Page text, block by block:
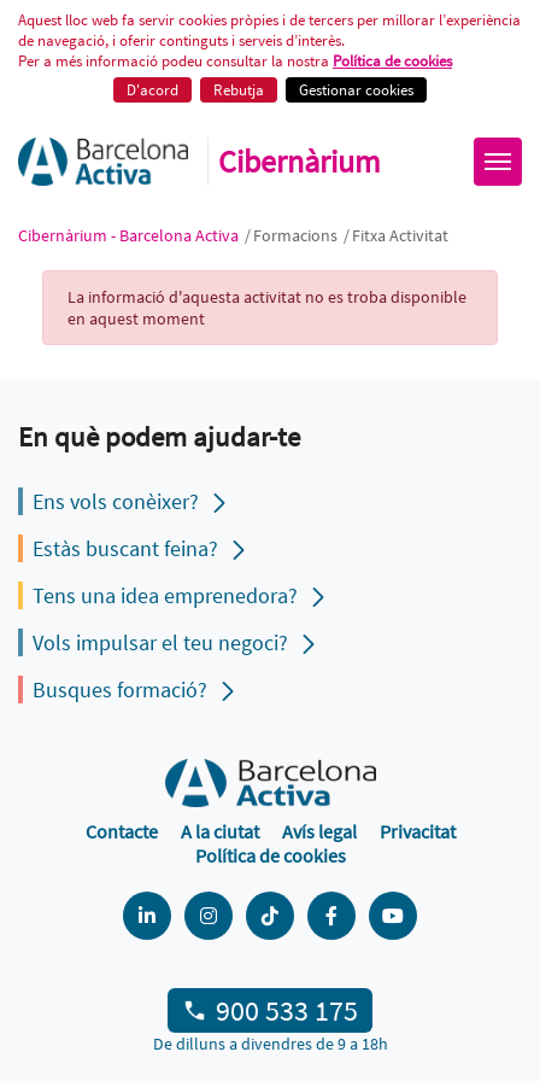
Fitxa Activitat
Aquest lloc web fa servir cookies pròpies i de tercers per millorar l’experiència
de navegació, i oferir continguts i serveis d’interès.
Per a més informació podeu consultar la nostra Política de cookies
D'acord
Rebutja Gestionar cookies
Cibernàrium
Cibernàrium - Barcelona Activa /Formacions /Fitxa Activitat
Activity Record
La informació d'aquesta activitat no es troba disponible
en aquest moment
En què podem ajudar-te
Ens vols conèixer?
Estàs buscant feina?
Tens una idea emprenedora?
Vols impulsar el teu negoci?
Busques formació?
Contacte A la ciutat Avís legal
Privacitat
Política de cookies
900 533 175
De dilluns a divendres de 9 a 18h